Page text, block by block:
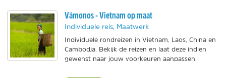
Vámonos - Vietnam op maat
Individuele reis, Maatwerk
Individuele rondreizen in Vietnam, Laos, China en
Cambodja. Bekijk de reizen en laat deze indien
gewenst naar jouw voorkeuren aanpassen.